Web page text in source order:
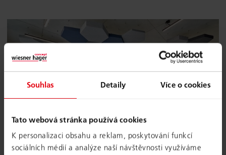
Souhlas Detaily Více o cookies
Tato webová stránka používá cookies
K personalizaci obsahu a reklam, poskytování funkcí
sociálních médií a analýze naší návštěvnosti využíváme